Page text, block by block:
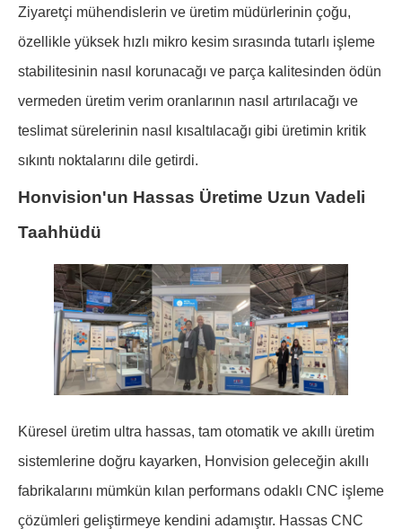
Ziyaretçi mühendislerin ve üretim müdürlerinin çoğu,
özellikle yüksek hızlı mikro kesim sırasında tutarlı işleme
stabilitesinin nasıl korunacağı ve parça kalitesinden ödün
vermeden üretim verim oranlarının nasıl artırılacağı ve
teslimat sürelerinin nasıl kısaltılacağı gibi üretimin kritik
sıkıntı noktalarını dile getirdi.
Honvision'un Hassas Üretime Uzun Vadeli
Taahhüdü
Küresel üretim ultra hassas, tam otomatik ve akıllı üretim
sistemlerine doğru kayarken, Honvision geleceğin akıllı
fabrikalarını mümkün kılan performans odaklı CNC işleme
çözümleri geliştirmeye kendini adamıştır. Hassas CNC